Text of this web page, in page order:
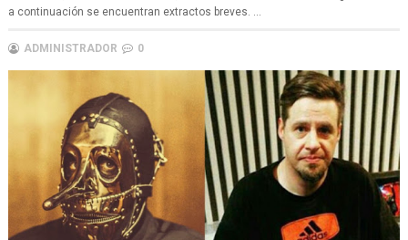
a continuación se encuentran extractos breves. ...
ADMINISTRADOR 0